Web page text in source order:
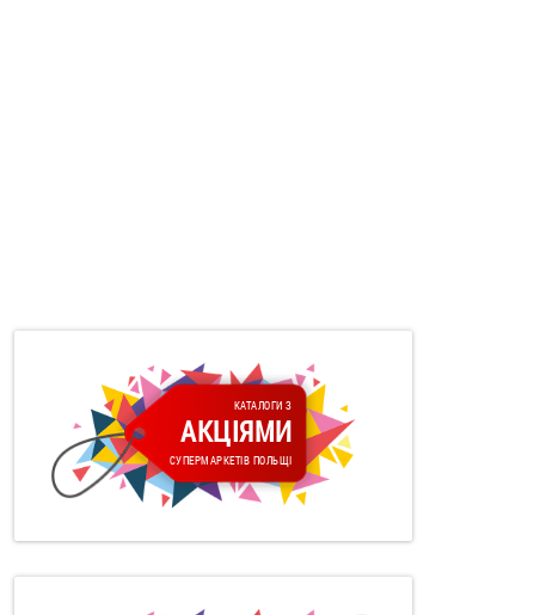
КАТАЛОГИ З
АКЦІЯМИ
СУПЕРМАРКЕТІВ ПОЛЬЩІ